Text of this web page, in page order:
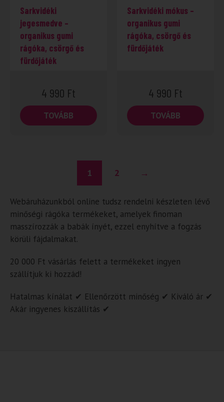
Sarkvidéki
jegesmedve –
organikus gumi
rágóka, csörgő és
fürdőjáték
4 990 Ft
TOVÁBB
Sarkvidéki mókus –
organikus gumi
rágóka, csörgő és
fürdőjáték
4 990 Ft
TOVÁBB
1 2 →
Webáruházunkból online tudsz rendelni készleten lévő
minőségi rágóka termékeket, amelyek finoman
masszírozzák a babák ínyét, ezzel enyhítve a fogzás
körüli fájdalmakat.
20 000 Ft vásárlás felett a termékeket ingyen
szállítjuk ki hozzád!
Hatalmas kínálat ✔ Ellenőrzött minőség ✔ Kiváló ár ✔
Akár ingyenes kiszállítás ✔